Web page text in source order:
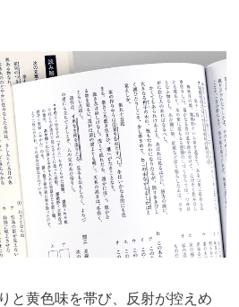
と黄色味を帯び、反射が控えめ